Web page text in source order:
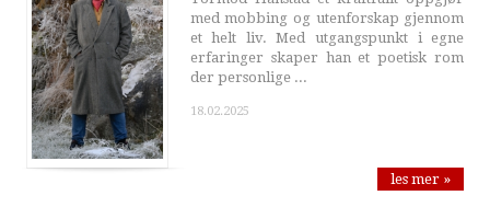
med mobbing og utenforskap gjennom
et helt liv. Med utgangspunkt i egne
erfaringer skaper han et poetisk rom
der personlige ...
18.02.2025
les mer »